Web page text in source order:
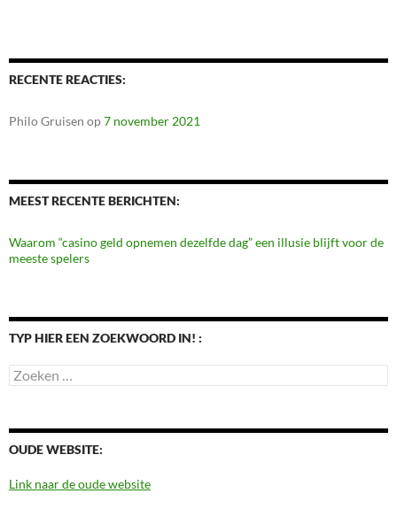
RECENTE REACTIES:
Philo Gruisen op7 november 2021
MEEST RECENTE BERICHTEN:
Waarom “casino geld opnemen dezelfde dag” een illusie blijft voor de
meeste spelers
TYP HIER EEN ZOEKWOORD IN! :
Zoeken
naar:
OUDE WEBSITE:
Link naar de oude website